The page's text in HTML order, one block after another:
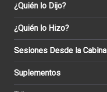
¿Quién lo Dijo?
¿Quién lo Hizo?
Sesiones Desde la Cabina
Suplementos